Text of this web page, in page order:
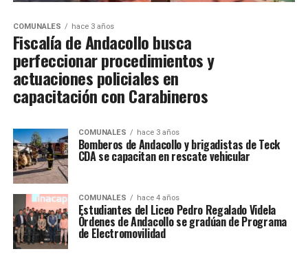
COMUNALES hace 3 años
Fiscalía de Andacollo busca
perfeccionar procedimientos y
actuaciones policiales en
capacitación con Carabineros
COMUNALES hace 3 años
Bomberos de Andacollo y brigadistas de Teck
CDA se capacitan en rescate vehicular
COMUNALES hace 4 años
Estudiantes del Liceo Pedro Regalado Videla
Órdenes de Andacollo se gradúan de Programa
de Electromovilidad